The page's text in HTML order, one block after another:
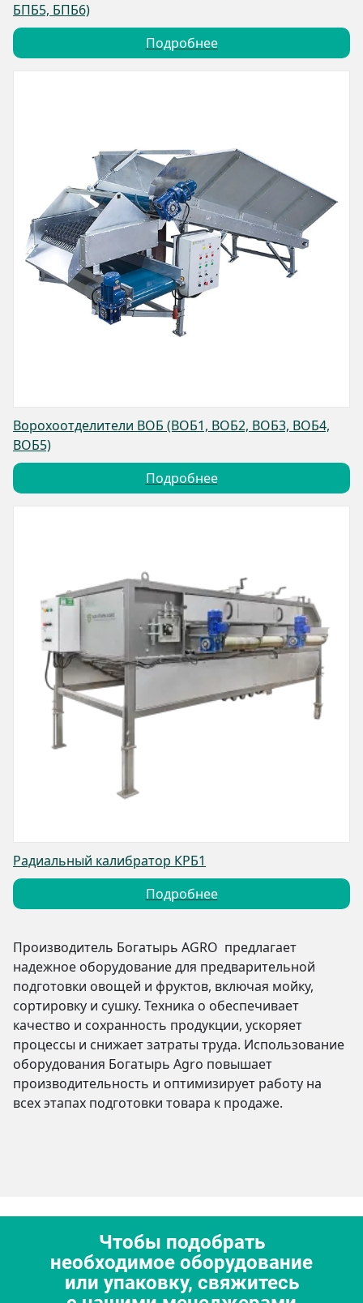
БПБ5, БПБ6)
Подробнее
Ворохоотделители ВОБ (ВОБ1, ВОБ2, ВОБ3, ВОБ4,
ВОБ5)
Подробнее
Радиальный калибратор КРБ1
Подробнее
Производитель Богатырь AGRO предлагает
надежное оборудование для предварительной
подготовки овощей и фруктов, включая мойку,
сортировку и сушку. Техника o обеспечивает
качество и сохранность продукции, ускоряет
процессы и снижает затраты труда. Использование
оборудования Богатырь Agro повышает
производительность и оптимизирует работу на
всех этапах подготовки товара к продаже.
Чтобы подобрать
необходимое оборудование
или упаковку, свяжитесь